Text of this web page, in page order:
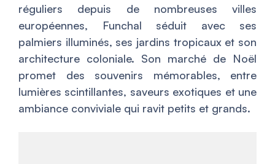
réguliers depuis de nombreuses villes
européennes, Funchal séduit avec ses
palmiers illuminés, ses jardins tropicaux et son
architecture coloniale. Son marché de Noël
promet des souvenirs mémorables, entre
lumières scintillantes, saveurs exotiques et une
ambiance conviviale qui ravit petits et grands.